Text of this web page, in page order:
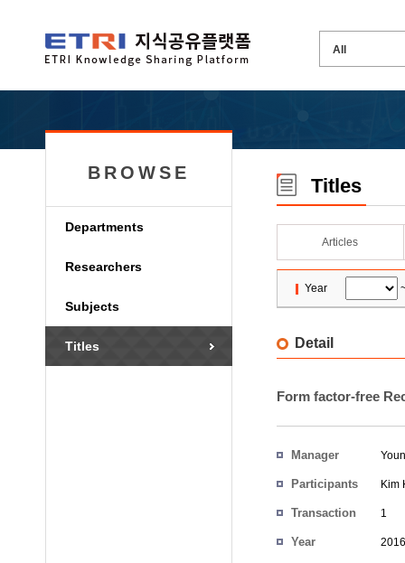
BROWSE
Departments
Researchers
Subjects
Titles
Titles
Articles
Year
Detail
Form factor-free
Manager
Participants Kim
Transaction
1
Year 2016